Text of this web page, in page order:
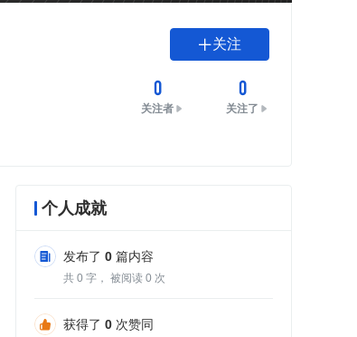
关注
0
关注者
0
关注了
个人成就
发布了 0 篇内容
共 0 字， 被阅读 0 次
获得了 0 次赞同